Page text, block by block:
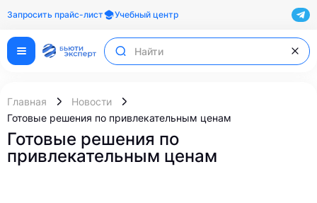
Запросить прайс-лист Учебный центр
Главная
Новости
Готовые решения по привлекательным ценам
Готовые решения по
привлекательным ценам